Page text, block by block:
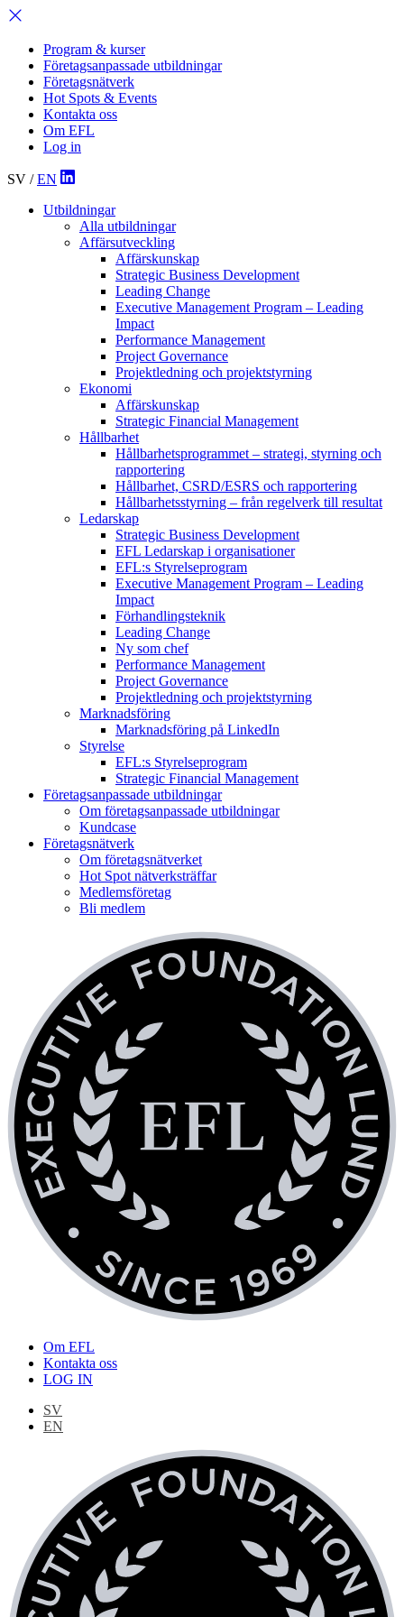
Program & kurser
Företagsanpassade utbildningar
Företagsnätverk
Hot Spots & Events
Kontakta oss
Om EFL
Log in
SV /EN
Utbildningar
Alla utbildningar
Affärsutveckling
Affärskunskap
Strategic Business Development
Leading Change
Executive Management Program – Leading
Impact
Performance Management
Project Governance
Projektledning och projektstyrning
Ekonomi
Affärskunskap
Strategic Financial Management
Hållbarhet
Hållbarhetsprogrammet – strategi, styrning och
rapportering
Hållbarhet, CSRD/ESRS och rapportering
Hållbarhetsstyrning – från regelverk till resultat
Ledarskap
Strategic Business Development
EFL Ledarskap i organisationer
EFL:s Styrelseprogram
Executive Management Program – Leading
Impact
Förhandlingsteknik
Leading Change
Ny som chef
Performance Management
Project Governance
Projektledning och projektstyrning
Marknadsföring
Marknadsföring på LinkedIn
Styrelse
EFL:s Styrelseprogram
Strategic Financial Management
Företagsanpassade utbildningar
Om företagsanpassade utbildningar
Kundcase
Företagsnätverk
Om företagsnätverket
Hot Spot nätverksträffar
Medlemsföretag
Bli medlem
Om EFL
Kontakta oss
LOG IN
SV
EN